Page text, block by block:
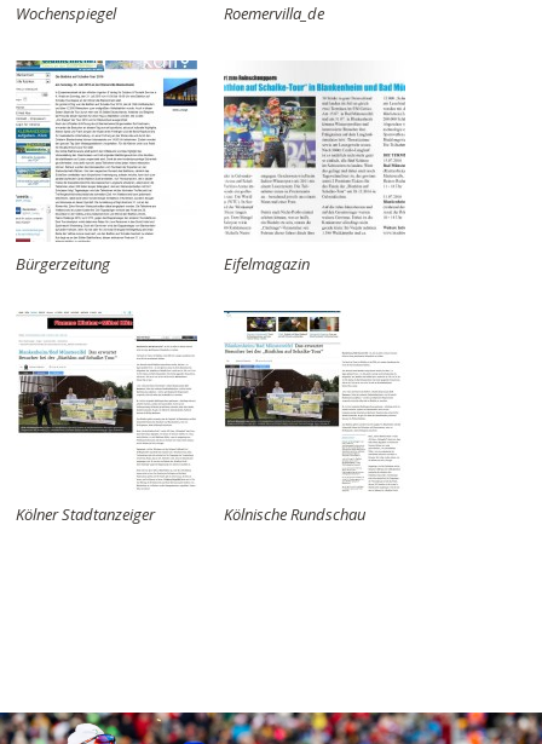
Wochenspiegel Roemervilla_de
Bürgerzeitung Eifelmagazin
Kölner Stadtanzeiger Kölnische Rundschau